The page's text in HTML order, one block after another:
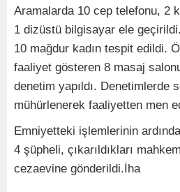
Aramalarda 10 cep telefonu, 2
1 dizüstü bilgisayar ele
10 mağdur kadın tespit edildi.
faaliyet gösteren 8 masaj
denetim yapıldı. Denetimlerde
mühürlenerek faaliyetten men
Emniyetteki işlemlerinin
4 şüpheli, çıkarıldıkları
cezaevine gönderildi.İha